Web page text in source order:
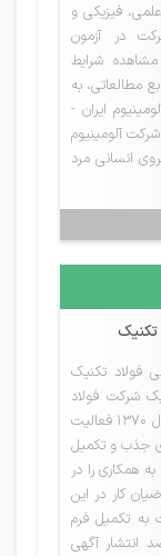
علمی، فیزیکی و
در آزمون
شرایط
مطالعاتی، به
ایران -
کارت آزمون آگهی 27 خرداد 1405: شرکت آلومینیوم
تأمین تعداد ۴۰ نفر نیروی انسانی مرد
فولاد تکنیک
شرکت فولاد
تکنیک اولین سازنده واگن برگردان در ایران در سال 1370 فعالیت
جذب و تکمیل
همکاری را در
کار در این
به تکمیل فرم
انتشار آگهی